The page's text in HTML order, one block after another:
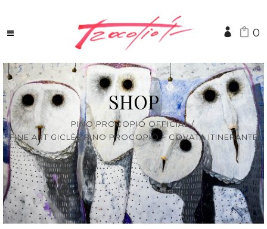
0
SHOP
PINO PROCOPIO OFFICIAL/
FINE ART GICLÈE PINO PROCOPIO – COVATA ITINERANTE